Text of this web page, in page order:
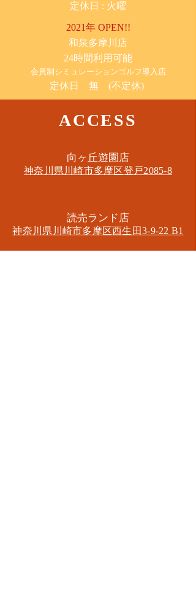
​定休日 : 火曜
2021年 OPEN!!
​和泉多摩川店
24時間利用可能
​会員制シミュレーションゴルフ導入店
定休日 無 (不定休)
ACCESS
​向ヶ丘遊園店
神奈川県川崎市多摩区​登戸2085-8
​読売ランド店
神奈川県川崎市多摩区​西生田3-9-22 B1